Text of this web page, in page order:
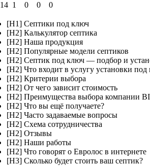
14 1 0 0 0
[H1] Септики под ключ
[H2] Калькулятор септика
[H2] Наша продукция
[H2] Популярные модели септиков
[H2] Септик под ключ — подбор и
[H2] Что входит в услугу установки под
[H2] Критерии выбора
[H2] От чего зависит стоимость
[H2] Преимущества выбора компании
[H2] Что вы ещё получаете?
[H2] Часто задаваемые вопросы
[H2] Схема сотрудничества
[H2] Отзывы
[H2] Наши работы
[H2] Что говорят о Евролос в интернете
[H3] Сколько будет стоить ваш септик?